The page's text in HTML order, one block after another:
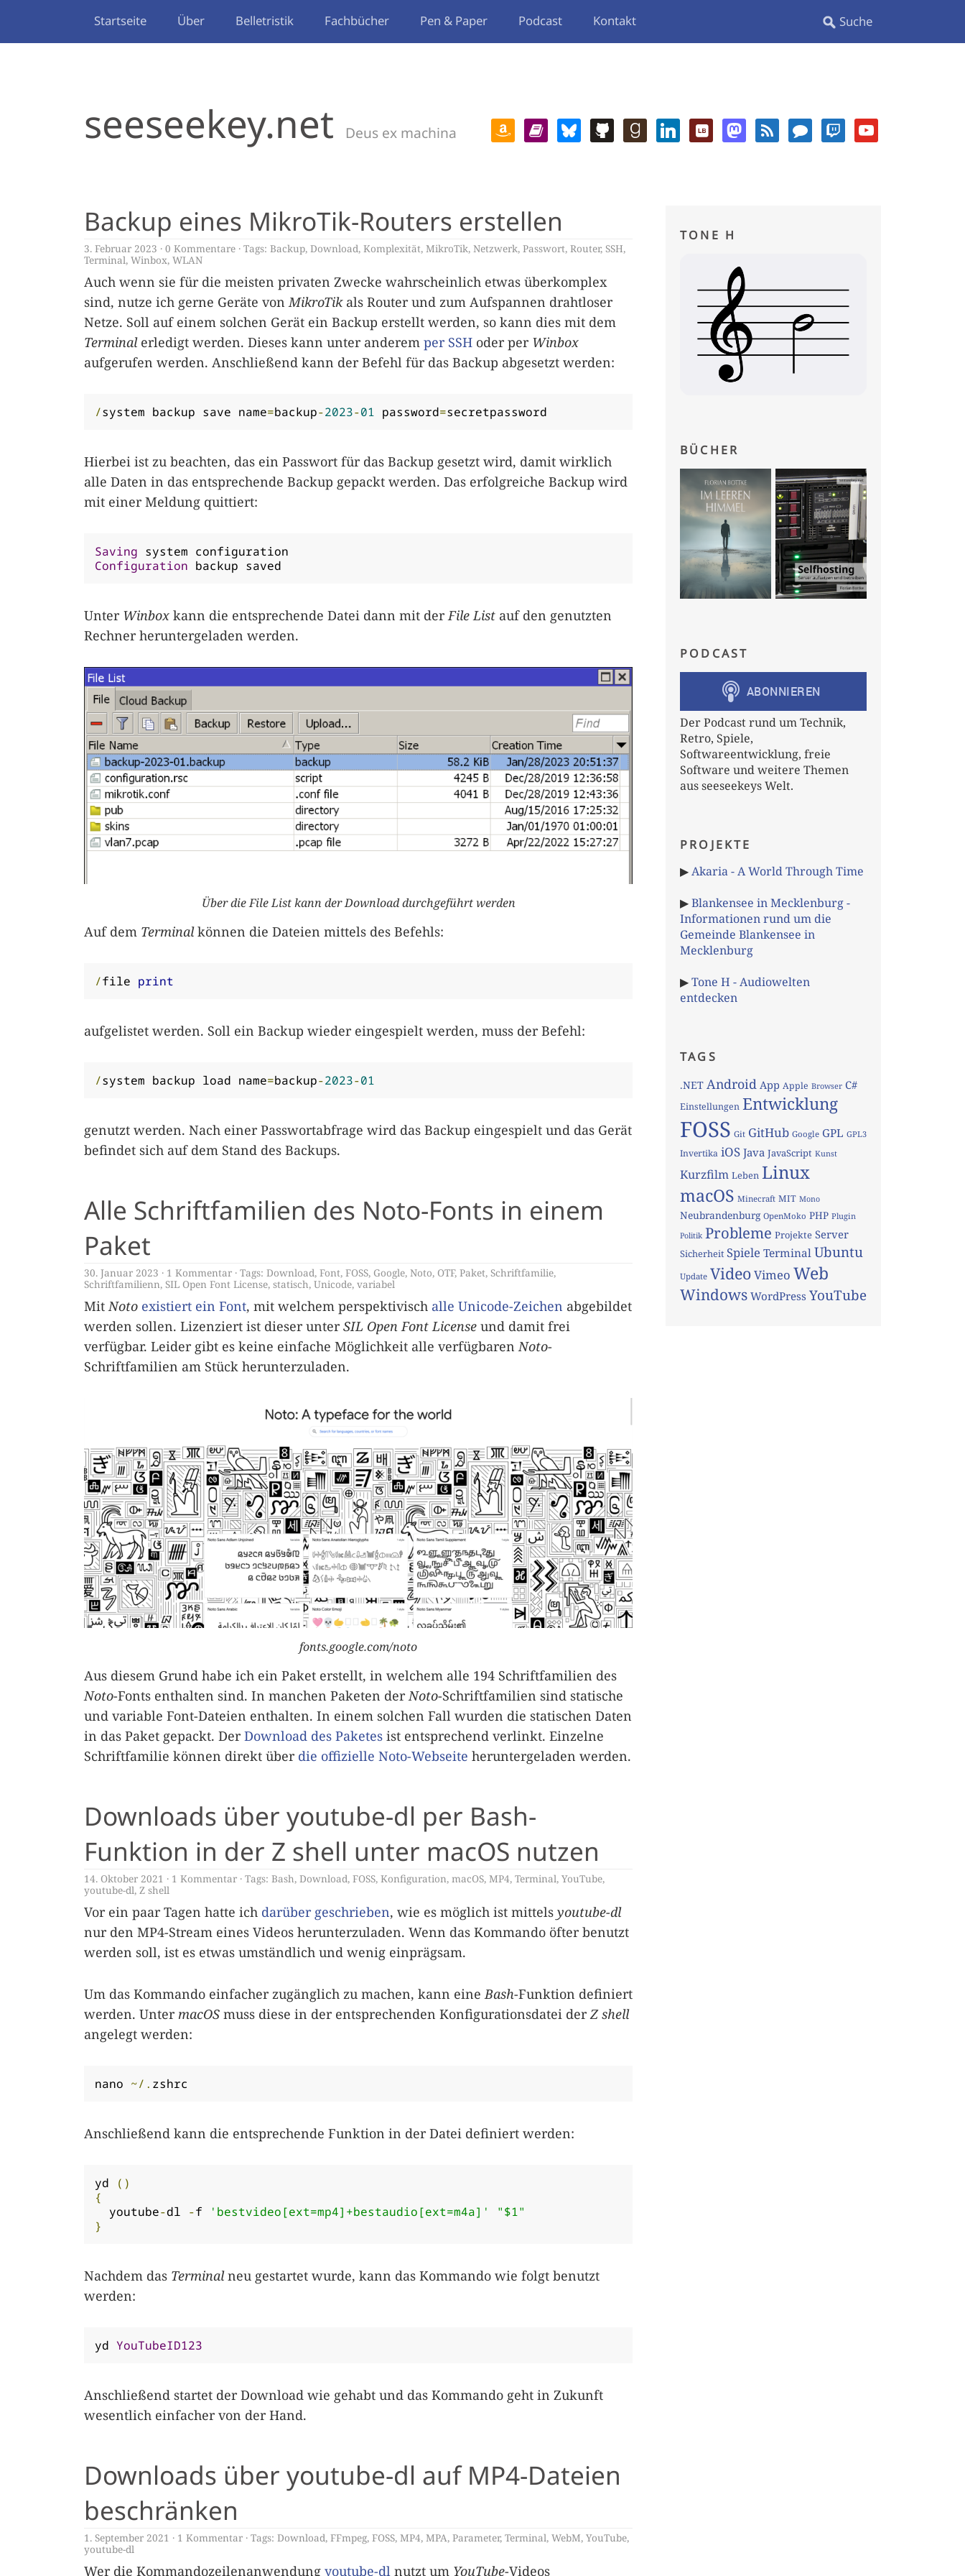
Startseite Über Belletristik Fachbücher Pen & Paper Podcast Kontakt
seeseekey.net Deus ex machina
Backup eines MikroTik-Routers erstellen
3. Februar 2023 0 Kommentare Tags: Backup, Download, Komplexität, MikroTik, Netzwerk, Passwort, Router, SSH,
Terminal, Winbox, WLAN
Auch wenn sie für die meisten privaten Zwecke wahrscheinlich etwas überkomplex
sind, nutze ich gerne Geräte vonMikroTikals Router und zum Aufspannen drahtloser
Netze. Soll auf einem solchen Gerät ein Backup erstellt werden, so kann dies mit dem
Terminalerledigt werden. Dieses kann unter anderem per SSH oder per Winbox
aufgerufen werden. Anschließend kann der Befehl für das Backup abgesetzt werden:
/system backup save name=backup-2023-01 password=secretpassword
Hierbei ist zu beachten, das ein Passwort für das Backup gesetzt wird, damit wirklich
alle Daten in das entsprechende Backup gepackt werden. Das erfolgreiche Backup wird
mit einer Meldung quittiert:
Saving
Configuration backup saved
Unter Winbox kann die entsprechende Datei dann mit derFile List auf den genutzten
Rechner heruntergeladen werden.
Über die File List kann der Download durchgeführt werden
Auf dem Terminalkönnen die Dateien mittels des Befehls:
/file print
aufgelistet werden. Soll ein Backup wieder eingespielt werden, muss der Befehl:
/system backup load name=backup-2023-01
genutzt werden. Nach einer Passwortabfrage wird das Backup eingespielt und das Gerät
befindet sich auf dem Stand des Backups.
Alle Schriftfamilien des Noto-Fonts in einem
Paket
30. Januar 2023 1 Kommentar Tags: Download, Font, FOSS, Google, Noto, OTF, Paket, Schriftfamilie,
Schriftfamilienn, SIL Open Font License, statisch, Unicode, variabel
MitNoto existiert ein Font, mit welchem perspektivisch alle Unicode-Zeichen abgebildet
werden sollen. Lizenziert ist dieser unterSIL Open Font License und damit frei
verfügbar. Leider gibt es keine einfache Möglichkeit alle verfügbarenNoto-
Schriftfamilien am Stück herunterzuladen.
fonts.google.com/noto
Aus diesem Grund habe ich ein Paket erstellt, in welchem alle 194 Schriftfamilien des
Noto-Fonts enthalten sind. In manchen Paketen derNoto-Schriftfamilien sind statische
und variable Font-Dateien enthalten. In einem solchen Fall wurden die statischen Daten
in das Paket gepackt. DerDownload des Paketes ist entsprechend verlinkt. Einzelne
Schriftfamilie können direkt über die offizielle Noto-Webseite heruntergeladen werden.
Downloads über youtube-dl per Bash-
Funktion in der Z shell unter macOS nutzen
14. Oktober 2021 1 Kommentar Tags: Bash, Download, FOSS, Konfiguration, macOS, MP4, Terminal, YouTube,
youtube-dl, Z shell
Vor ein paar Tagen hatte ich darüber geschrieben, wie es möglich ist mittels youtube-dl
nur den MP4-Stream eines Videos herunterzuladen. Wenn das Kommando öfter benutzt
werden soll, ist es etwas umständlich und wenig einprägsam.
Um das Kommando einfacher zugänglich zu machen, kann eineBash-Funktion definiert
werden. Unter macOS muss diese in der entsprechenden Konfigurationsdatei derZ shell
angelegt werden:
nano ~/. zshrc
Anschließend kann die entsprechende Funktion in der Datei definiert werden:
yd
()
{
  youtube
-dl -f 'bestvideo[ext=mp4]+bestaudio[ext=m4a]'
"$1"
}
Nachdem das Terminalneu gestartet wurde, kann das Kommando wie folgt benutzt
werden:
yd YouTubeID123
Anschließend startet der Download wie gehabt und das Kommando geht in Zukunft
wesentlich einfacher von der Hand.
Downloads über youtube-dl auf MP4-Dateien
beschränken
1. September 2021 1 Kommentar Tags: Download, FFmpeg, FOSS, MP4, MPA, Parameter, Terminal, WebM, YouTube,
youtube-dl
Wer die Kommandozeilenanwendung youtube-dl nutzt um YouTube-Videos
TONE H
BÜCHER
PODCAST
Der Podcast rund um Technik,
Retro, Spiele,
Softwareentwicklung, freie
Software und weitere Themen
aus seeseekeys Welt.
PROJEKTE
▶Akaria - A World Through Time
▶Blankensee in Mecklenburg -
Informationen rund um die
Gemeinde Blankensee in
Mecklenburg
▶Tone H - Audiowelten
entdecken
TAGS
.NET Android App Apple Browser C#
Einstellungen Entwicklung
FOSS Git GitHub Google GPL GPL3
Invertika iOS Java JavaScript Kunst
Kurzfilm Leben Linux
macOS Minecraft MIT Mono
Neubrandenburg OpenMoko PHP Plugin
Politik Probleme Projekte Server
Sicherheit Spiele TerminalUbuntu
Update VideoVimeo Web
Windows WordPress YouTube